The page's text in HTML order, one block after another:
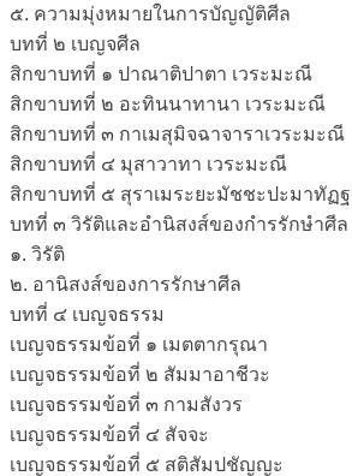
๕. ความมุ่งหมายในการบัญญัติศีล
บทที่ ๒ เบญจศีล
สิกขาบทที่ ๑ ปาณาติปาตา เวระมะณี
สิกขาบทที่ ๒ อะทินนาทานา เวระมะณี
สิกขาบทที่ ๓ กาเมสุมิจฉาจาราเวระมะณี
สิกขาบทที่ ๔ มุสาวาทา เวระมะณี
สิกขาบทที่ ๕ สุราเมระยะมัชชะปะมาทัฏ
บทที่ ๓ วิรัติและอำนิสงส์ของกำรรักษำศีล
๑. วิรัติ
๒. อานิสงส์ของการรักษาศีล
บทที่ ๔ เบญจธรรม
เบญจธรรมข้อที่ ๑ เมตตากรุณา
เบญจธรรมข้อที่ ๒ สัมมาอาชีวะ
เบญจธรรมข้อที่ ๓ กามสังวร
เบญจธรรมข้อที่ ๔ สัจจะ
เบญจธรรมข้อที่ ๕ สติสัมปชัญญะ